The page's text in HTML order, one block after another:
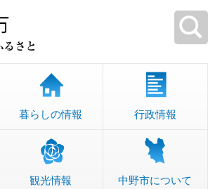
暮らしの情報 行政情報
観光情報 中野市について